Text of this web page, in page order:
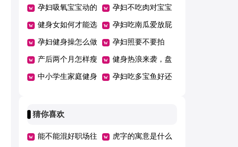
健身操可有效防止
孕妇吸氧宝宝动的
厉害怎么回事
孕妇不吃肉对宝宝
有影响吗
健身女如何才能选
对健身房
孕妇吃南瓜爱放屁
吗
孕妇健身操怎么做 孕妇照要不要拍
产后两个月怎样瘦
身
健身热浪来袭，盘
点健身的7大误区
中小学生家庭健身 孕妇吃多宝鱼好还
猜你喜欢
能不能混好职场往 虎字的寓意是什么